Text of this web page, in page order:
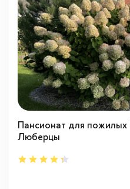
Пансионат для
Люберцы